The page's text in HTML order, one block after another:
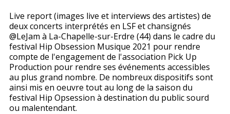
Live report (images live et interviews des artistes) de
deux concerts interprétés en LSF et chansignés
@LeJam à La-Chapelle-sur-Erdre (44) dans le cadre du
festival Hip Obsession Musique 2021 pour rendre
compte de l'engagement de l'association Pick Up
Production pour rendre ses événements accessibles
au plus grand nombre. De nombreux dispositifs sont
ainsi mis en oeuvre tout au long de la saison du
festival Hip Opsession à destination du public sourd
ou malentendant.